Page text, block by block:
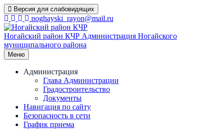
Перейти
к
содержимому
Версия для слабовидящих
noghayski_rayon@mail.ru
Ногайский район КЧР Администрация Ногайского
муниципального района
Меню
Администрация
Глава Администрации
Градостроительство
Документы
Навигация по сайту
Безопасность в сети
График приема